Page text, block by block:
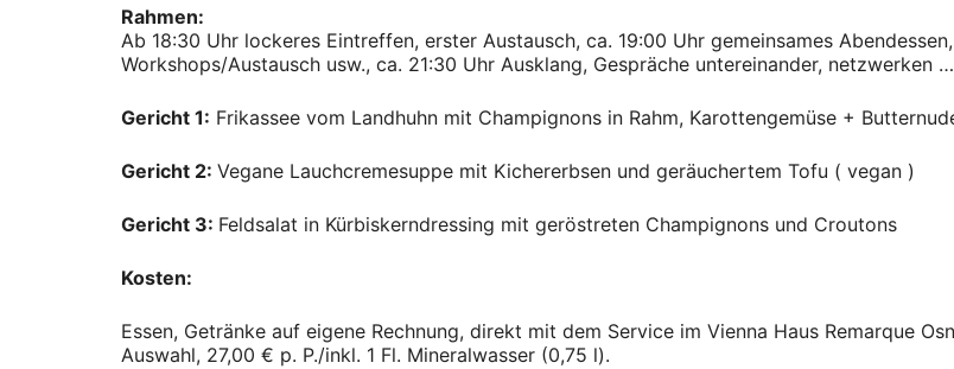
Rahmen:
Ab 18:30 Uhr lockeres Eintreffen, erster Austausch, ca. 19:00 Uhr gemeinsames
Workshops/Austausch usw., ca. 21:30 Uhr Ausklang, Gespräche untereinander,
Gericht 1: Frikassee vom Landhuhn mit Champignons in Rahm, Karottengemüse +
Gericht 2: Vegane Lauchcremesuppe mit Kichererbsen und geräuchertem Tofu ( vegan )
Gericht 3: Feldsalat in Kürbiskerndressing mit geröstreten Champignons und Croutons
Kosten:
Essen, Getränke auf eigene Rechnung, direkt mit dem Service im Vienna Haus Remarque
Auswahl, 27,00 € p. P./inkl. 1 Fl. Mineralwasser (0,75 l).